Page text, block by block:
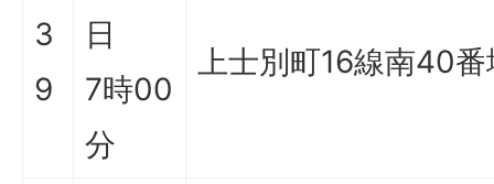
3
9
日
7時00
分
上士別町16線南40